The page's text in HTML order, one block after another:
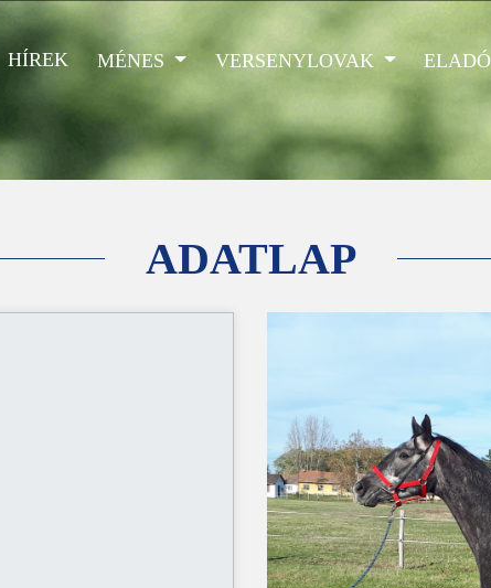
HÍREK MÉNES VERSENYLOVAK
ADATLAP